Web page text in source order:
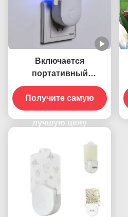
Включается
портативный
настенный розетка
электрическая 395 НМ
УФ-убийца комаров
лампа устойчивый и
контроль насекомых
Получите самую
лучшую цену